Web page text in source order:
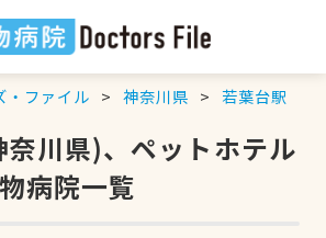
・ファイル 神奈川県 若葉台駅
川県)、ペットホテル
病院一覧